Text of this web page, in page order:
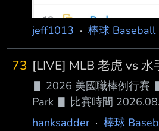
jeff1013 · 棒球 Baseball
73 [LIVE] MLB 老虎 vs 水
▋ 2026 美國職棒例行賽
Park ▋ 比賽時間
虎 █ AVG OBP SLG OPS
hanksadder· 棒球